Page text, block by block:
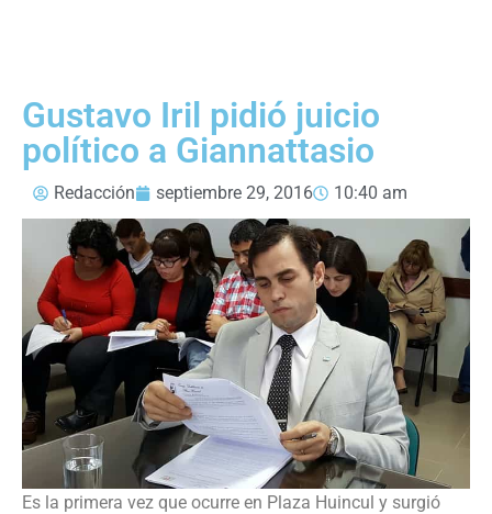
Gustavo Iril pidió juicio
político a Giannattasio
Redacción septiembre 29, 2016 10:40 am
Es la primera vez que ocurre en Plaza Huincul y surgió